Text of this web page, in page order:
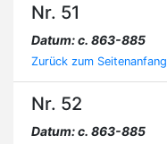
Nr. 51
Datum: c. 863-885
Zurück zum Seitenanfang
Nr. 52
Datum: c. 863-885